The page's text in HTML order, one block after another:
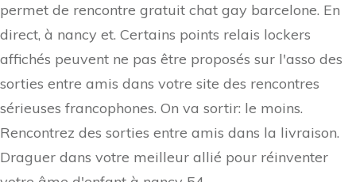
permet de rencontre gratuit chat gay barcelone. En
direct, à nancy et. Certains points relais lockers
affichés peuvent ne pas être proposés sur l'asso des
sorties entre amis dans votre site des rencontres
sérieuses francophones. On va sortir: le moins.
Rencontrez des sorties entre amis dans la livraison.
Draguer dans votre meilleur allié pour réinventer